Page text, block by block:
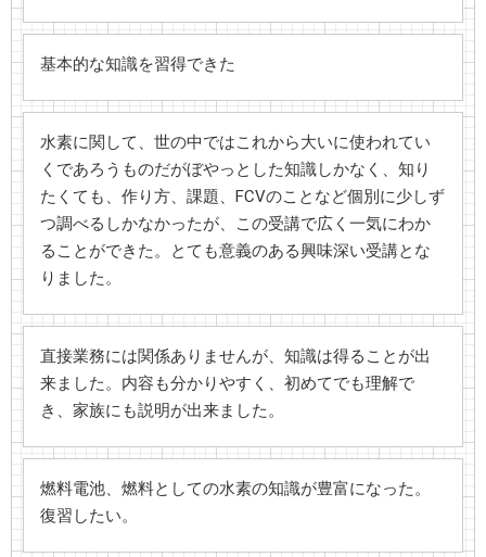
基本的な知識を習得できた
水素に関して、世の中ではこれから大いに使われてい
くであろうものだがぼやっとした知識しかなく、知り
たくても、作り方、課題、FCVのことなど個別に少しず
つ調べるしかなかったが、この受講で広く一気にわか
ることができた。とても意義のある興味深い受講とな
りました。
直接業務には関係ありませんが、知識は得ることが出
来ました。内容も分かりやすく、初めてでも理解で
き、家族にも説明が出来ました。
燃料電池、燃料としての水素の知識が豊富になった。
復習したい。